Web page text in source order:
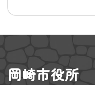
岡崎市役所